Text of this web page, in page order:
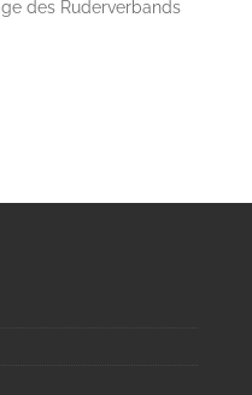
des Ruderverbands